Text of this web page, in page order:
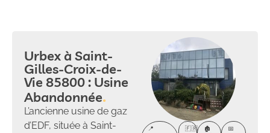
Urbex à Saint-
Gilles-Croix-de-
Vie 85800 : Usine
Abandonnée
L’ancienne usine de gaz
d’EDF, située à Saint-
📍
🇫🇷
🏚️
📅